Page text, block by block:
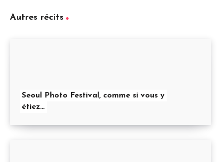
Autres récits
Seoul Photo Festival, comme si vous y
étiez…